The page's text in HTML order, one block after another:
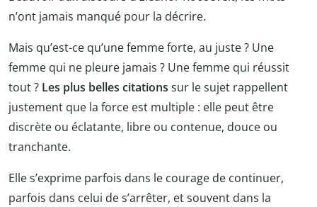
n’ont jamais manqué pour la décrire.
Mais qu’est-ce qu’une femme forte, au juste ? Une
femme qui ne pleure jamais ? Une femme qui réussit
tout ? Les plus belles citations sur le sujet rappellent
justement que la force est multiple : elle peut être
discrète ou éclatante, libre ou contenue, douce ou
tranchante.
Elle s’exprime parfois dans le courage de continuer,
parfois dans celui de s’arrêter, et souvent dans la